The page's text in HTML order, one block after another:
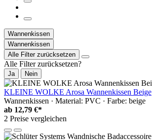
Wannenkissen
Wannenkissen
Alle Filter zurücksetzen
Alle Filter zurücksetzen?
Ja Nein
KLEINE WOLKE Arosa Wannenkissen Beige
Wannenkissen · Material: PVC · Farbe: beige
ab 12,79 €*
2 Preise vergleichen